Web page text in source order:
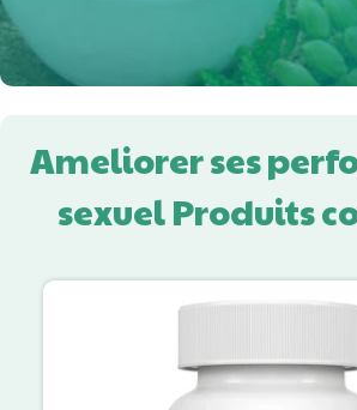
Ameliorer ses
sexuel Produits